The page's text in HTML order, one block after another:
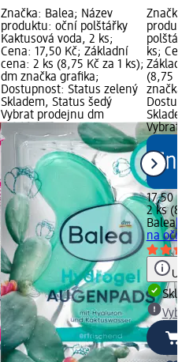
Značka: Balea; Název
produktu: oční polštářky
Kaktusová voda, 2 ks;
Cena: 17,50 Kč; Základní
cena: 2 ks (8,75 Kč za 1 ks);
dm značka grafika;
Dostupnost: Status zelený
Skladem, Status šedý
Vybrat prodejnu dm
Značka:
ks;
(8,75 Kč
značka
Vybrat
17,50 Kč
2 ks
Balea
na oči,